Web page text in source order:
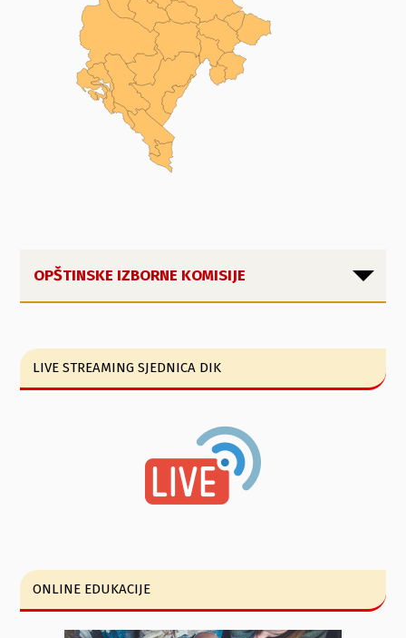
OPŠTINSKE IZBORNE KOMISIJE
LIVE STREAMING SJEDNICA DIK
ONLINE EDUKACIJE